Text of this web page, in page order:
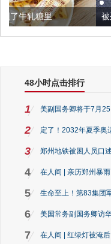
被列入佛家七宝的它到
48小时点击排行
1 美副国务卿将于7月
2 定了！2032年夏季奥
3 郑州地铁被困人员口
4 在人间 | 亲历郑州暴
5 生命至上！第83集团
6 美国常务副国务卿访
7 在人间 | 红绿灯被淹